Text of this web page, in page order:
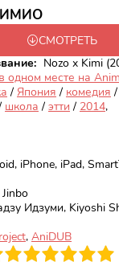
6.35
СМОТРЕТЬ
Nozo x Kimi
одном месте на
/ Япония / комедия /
школа / этти / 2014,
iPhone, iPad,
Идзуми, Kiyoshi
, AniDUB
10